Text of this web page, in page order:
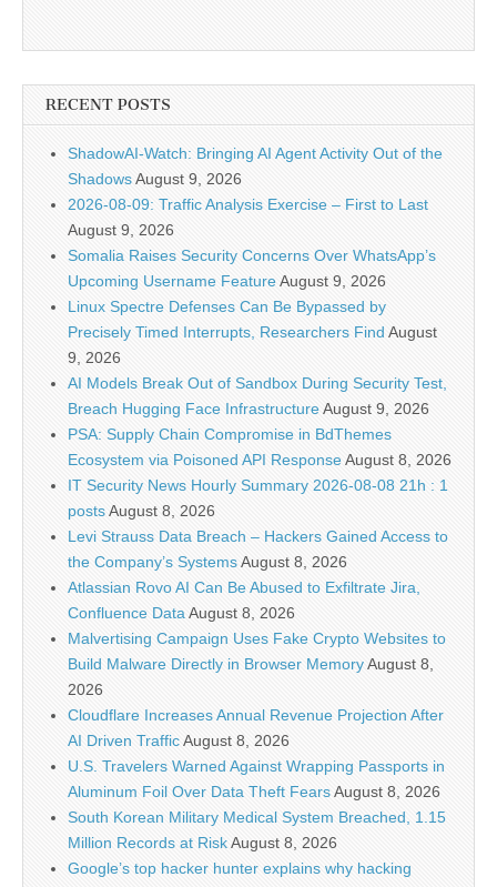
RECENT POSTS
ShadowAI-Watch: Bringing AI Agent Activity Out of the
ShadowsAugust 9, 2026
2026-08-09: Traffic Analysis Exercise – First to Last
August 9, 2026
Somalia Raises Security Concerns Over WhatsApp’s
Upcoming Username FeatureAugust 9, 2026
Linux Spectre Defenses Can Be Bypassed by
Precisely Timed Interrupts, Researchers Find August
9, 2026
AI Models Break Out of Sandbox During Security Test,
Breach Hugging Face InfrastructureAugust 9, 2026
PSA: Supply Chain Compromise in BdThemes
Ecosystem via Poisoned API ResponseAugust 8, 2026
IT Security News Hourly Summary 2026-08-08 21h : 1
postsAugust 8, 2026
Levi Strauss Data Breach – Hackers Gained Access to
the Company’s SystemsAugust 8, 2026
Atlassian Rovo AI Can Be Abused to Exfiltrate Jira,
Confluence DataAugust 8, 2026
Malvertising Campaign Uses Fake Crypto Websites to
Build Malware Directly in Browser MemoryAugust 8,
2026
Cloudflare Increases Annual Revenue Projection After
AI Driven TrafficAugust 8, 2026
U.S. Travelers Warned Against Wrapping Passports in
Aluminum Foil Over Data Theft FearsAugust 8, 2026
South Korean Military Medical System Breached, 1.15
Million Records at RiskAugust 8, 2026
Google’s top hacker hunter explains why hacking